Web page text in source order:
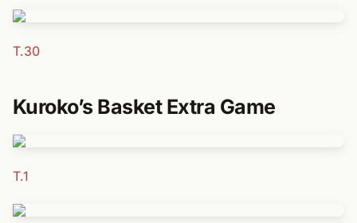
T.30
Kuroko’s Basket Extra Game
T.1